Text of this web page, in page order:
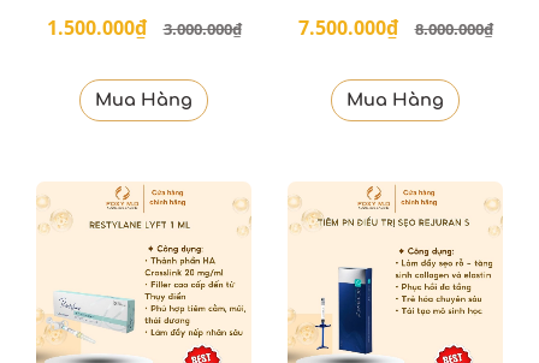
1.500.000₫ 3.000.000₫
Mua Hàng
7.500.000₫ 8.000.000₫
Mua Hàng